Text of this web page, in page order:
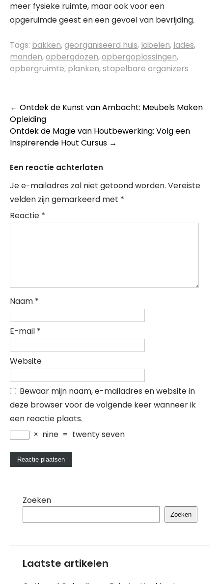
meer fysieke ruimte, maar ook voor een
opgeruimde geest en een gevoel van bevrijding.
Tags: bakken,georganiseerd huis, labelen, lades,
manden,opbergdozen,opbergoplossingen,
opbergruimte, planken,stapelbare organizers
Berichtnavigatie
← Ontdek de Kunst van Ambacht: Meubels Maken
Opleiding
Ontdek de Magie van Houtbewerking: Volg een
Inspirerende Hout Cursus →
Een reactie achterlaten
Je e-mailadres zal niet getoond worden. Vereiste
velden zijn gemarkeerd met *
Reactie *
Naam *
E-mail *
Website
Bewaar mijn naam, e-mailadres en website in
deze browser voor de volgende keer wanneer ik
een reactie plaats.
× nine = twenty seven
Zoeken
Zoeken
Laatste artikelen